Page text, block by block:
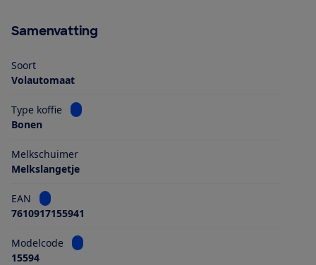
Samenvatting
Soort
Volautomaat
Type koffie
Bekijk informatie voor Type koffie
Bonen
Melkschuimer
Melkslangetje
EAN
Bekijk informatie voor EAN
7610917155941
Modelcode
Bekijk informatie voor Modelcode
15594